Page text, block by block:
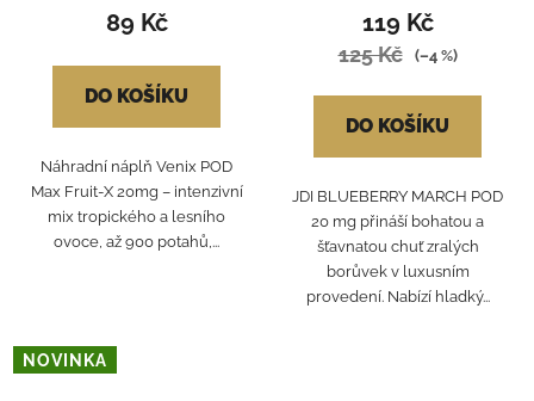
89 Kč
DO KOŠÍKU
Náhradní náplň Venix POD
Max Fruit-X 20mg – intenzivní
mix tropického a lesního
ovoce, až 900 potahů,...
119 Kč
125 Kč (–4 %)
DO KOŠÍKU
JDI BLUEBERRY MARCH POD
20 mg přináší bohatou a
šťavnatou chuť zralých
borůvek v luxusním
provedení. Nabízí hladký...
NOVINKA